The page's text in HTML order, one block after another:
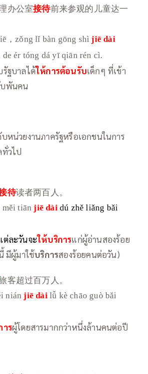
办公室接待前来参观的儿童达一
，zǒng lǐ bàn gōng shì jiē dài
ér tóng dá yī qiān rén cì.
ฐบาลได้ให้การต้อนรับเด็กๆ ที่เข้า
พันคน
หน่วยงานภาครัฐหรือเอกชนในการ
วไป
待读者两百人。
měi tiānjiē dài dú zhě liǎng bǎi
ละวันจะให้บริการแก่ผู้อ่านสองร้อย
มีผู้มาใช้บริการสองร้อยคนต่อวัน)
客超过百万人。
niánjiē dàilǚ kè chāo guò bǎi
ารผู้โดยสารมากกว่าหนึ่งล้านคนต่อปี